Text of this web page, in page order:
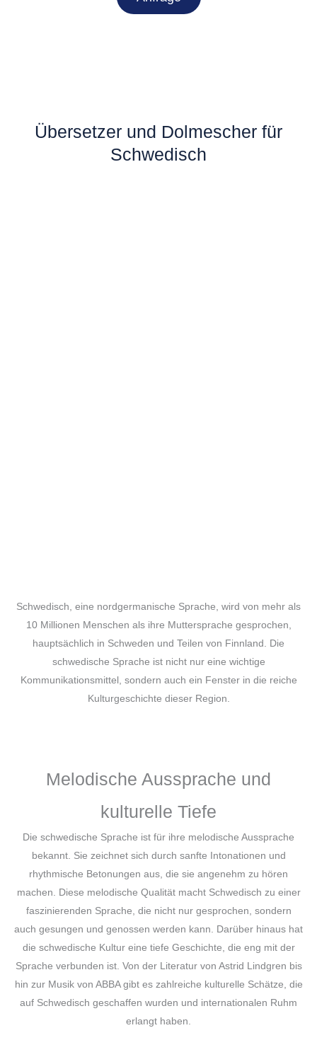
Übersetzer und Dolmescher für
Schwedisch
Schwedisch, eine nordgermanische Sprache, wird von mehr als
10 Millionen Menschen als ihre Muttersprache gesprochen,
hauptsächlich in Schweden und Teilen von Finnland. Die
schwedische Sprache ist nicht nur eine wichtige
Kommunikationsmittel, sondern auch ein Fenster in die reiche
Kulturgeschichte dieser Region.
Melodische Aussprache und
kulturelle Tiefe
Die schwedische Sprache ist für ihre melodische Aussprache
bekannt. Sie zeichnet sich durch sanfte Intonationen und
rhythmische Betonungen aus, die sie angenehm zu hören
machen. Diese melodische Qualität macht Schwedisch zu einer
faszinierenden Sprache, die nicht nur gesprochen, sondern
auch gesungen und genossen werden kann. Darüber hinaus hat
die schwedische Kultur eine tiefe Geschichte, die eng mit der
Sprache verbunden ist. Von der Literatur von Astrid Lindgren bis
hin zur Musik von ABBA gibt es zahlreiche kulturelle Schätze, die
auf Schwedisch geschaffen wurden und internationalen Ruhm
erlangt haben.